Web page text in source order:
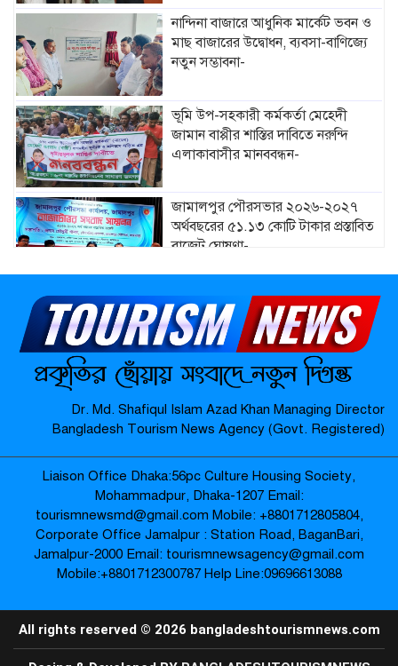
নান্দিনা বাজারে আধুনিক মার্কেট ভবন ও
মাছ বাজারের উদ্বোধন, ব্যবসা-বাণিজ্যে
নতুন সম্ভাবনা-
ভূমি উপ-সহকারী কর্মকর্তা মেহেদী
জামান বাপ্পীর শাস্তির দাবিতে নরুন্দি
এলাকাবাসীর মানববন্ধন-
জামালপুর পৌরসভার ২০২৬-২০২৭
অর্থবছরের ৫১.১৩ কোটি টাকার প্রস্তাবিত
বাজেট ঘোষণা-
মাদারগঞ্জে নারী ও শিশু সুরক্ষা বিষয়ে
সচেতনতামূলক সভা অনুষ্ঠিত-
মাদারগঞ্জে বিএনপির বৃক্ষরোপণ কর্মসূচি
অনুষ্ঠিত-
জামালপুর যৌনপল্লীতে ডিবি পুলিশের
অভিযান: ৬০০ গ্রাম গাঁজা উদ্ধার, নারীসহ
গ্রেপ্তার ৩ –
প্রায় ২৪ ঘণ্টা শূন্যরেখায় থাকার পর উদ্ধার
Dr. Md. Shafiqul Islam Azad Khan Managing Director
Bangladesh Tourism News Agency (Govt. Registered)
Liaison Office Dhaka:56pc Culture Housing Society,
Mohammadpur, Dhaka-1207 Email:
tourismnewsmd@gmail.com Mobile: ‪+8801712805804‬,
Corporate Office Jamalpur : Station Road, BaganBari,
Jamalpur-2000 Email: tourismnewsagency@gmail.com
Mobile:‪+8801712300787‬ Help Line:09696613088
All rights reserved © 2026 bangladeshtourismnews.com